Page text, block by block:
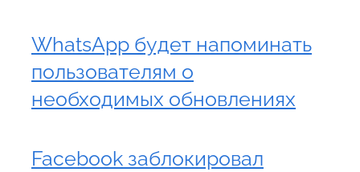
WhatsApp будет напоминать
пользователям о
необходимых обновлениях
Facebook заблокировал